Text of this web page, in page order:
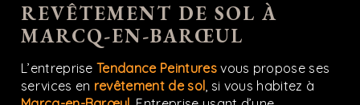
REVÊTEMENT DE SOL À
MARCQ-EN-BARŒUL
L’entrepriseTendance Peinturesvous propose ses
services en revêtement de sol, si vous habitez à